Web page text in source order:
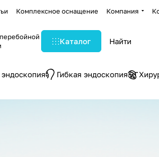
Комплексное оснащение Компания
Каталог
Гибкая эндоскопия